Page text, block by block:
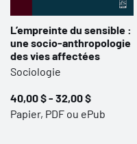
L’empreinte du sensible :
une socio-anthropologie
des vies affectées
Sociologie
40,00 $ - 32,00 $
Papier, PDF ou ePub